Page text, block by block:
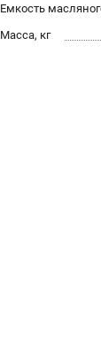
Емкость
Масса, кг